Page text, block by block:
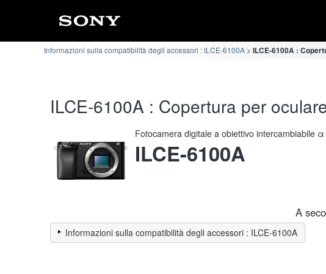
Informazioni sulla compatibilità degli accessori : ILCE-6100A ILCE-6100A :
ILCE-6100A : Copertura per
Fotocamera digitale a obiettivo intercambiabile α
ILCE-6100A
A
Informazioni sulla compatibilità degli accessori : ILCE-6100A